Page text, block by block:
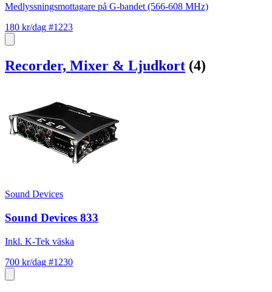
Medlyssningsmottagare på G-bandet (566-608 MHz)
180 kr/dag #1223
Recorder, Mixer & Ljudkort (4)
Sound Devices
Sound Devices 833
Inkl. K-Tek väska
700 kr/dag #1230